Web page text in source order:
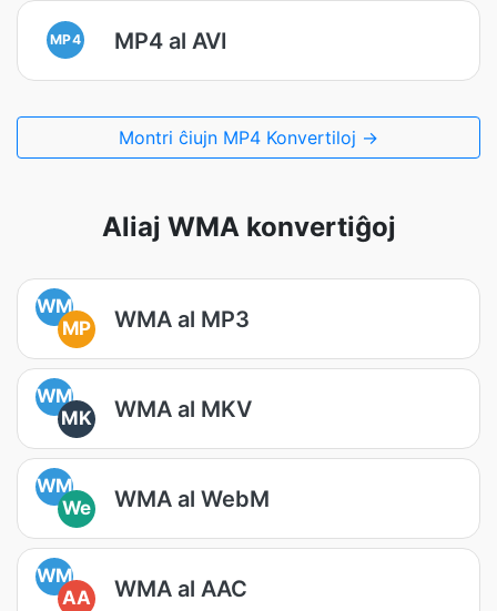
MP4 MP4 al AVI
Montri ĉiujn MP4 Konvertiloj →
Aliaj WMA konvertiĝoj
WM
MP
WMA al MP3
WM
MK
WMA al MKV
WM
We
WMA al WebM
WM
AA
WMA al AAC